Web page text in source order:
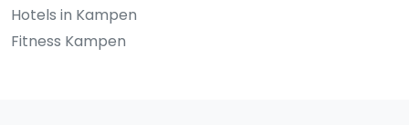
Hotels in Kampen
Fitness Kampen